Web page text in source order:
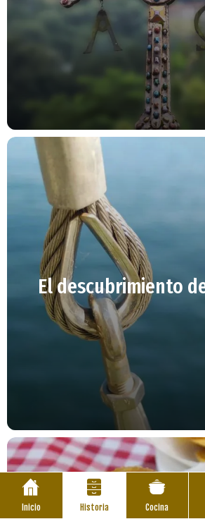
El descubrimiento
Inicio Historia Cocina